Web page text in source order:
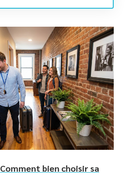
Comment bien choisir sa